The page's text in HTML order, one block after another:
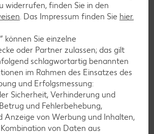
muss nicht automatisch auf
verzichten. Ob süß oder herzhaft –
Rezepten zauberst du dir Gerichte,
sondern auch richtig lecker sind.
Rezepte entdecken
widerrufen, finden Sie in den
. Das Impressum finden Sie hier.
können Sie einzelne
oder Partner zulassen; das gilt
schlagwortartig benannten
im Rahmen des Einsatzes des
und Erfolgsmessung:
Sicherheit, Verhinderung und
und Fehlerbehebung,
Anzeige von Werbung und Inhalten,
von Daten aus